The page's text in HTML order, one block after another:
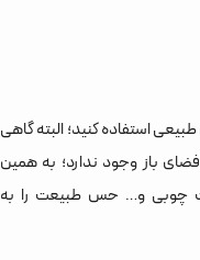
استفاده کنید؛ البته گاهی
باز وجود ندارد؛ به همین
چوبی و… حس طبیعت را به